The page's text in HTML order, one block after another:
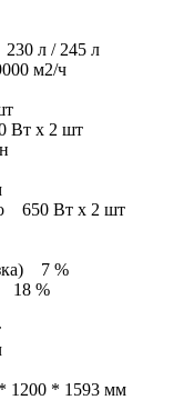
л / 245 л
м2/ч
Вт x 2 шт
650 Вт x 2 шт
7 %
18 %
* 1593 мм